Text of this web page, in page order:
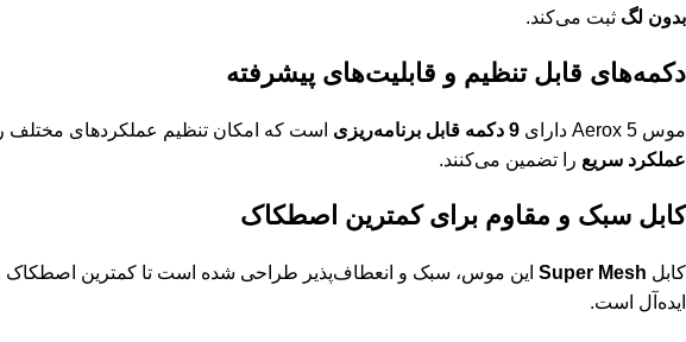
بدون لگ ثبت می‌کند.
دکمه‌های قابل تنظیم و قابلیت‌های پیشرفته
موس Aerox 5 دارای 9 دکمه قابل برنامه‌ریزی است که امکان تنظیم عملکردهای مختلف
عملکرد سریع را تضمین می‌کنند.
کابل سبک و مقاوم برای کمترین اصطکاک
کابل Super Mesh این موس، سبک و انعطاف‌پذیر طراحی شده است تا کمترین اصطکاک را
ایده‌آل است.